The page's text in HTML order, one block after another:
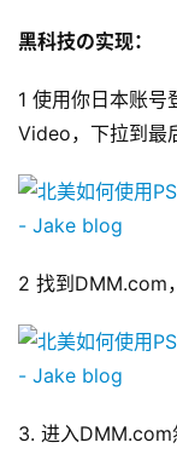
黑科技の实现：
1 使用你日本账号
Video，下拉到最
2 找到DMM.com
3. 进入DMM.com